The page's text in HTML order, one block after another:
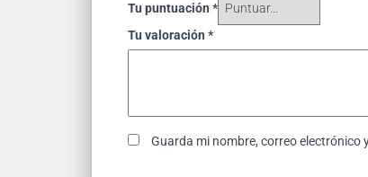
Tu puntuación *
Tu valoración *
Guarda mi nombre, correo electrónico